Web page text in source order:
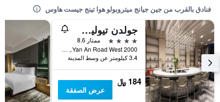
فنادق بالقرب من جين جيانج ميتروبولو هوا تينج جيست هاوس
جولدن تيوليب شانغهاي راينبو
4 نجوم
ممتاز 8.6
2000 Yan An Road West., شنغهاي, الصين
3.4 كيلومتر عن وسط المدينة
184 ﷼
عرض الصفقة